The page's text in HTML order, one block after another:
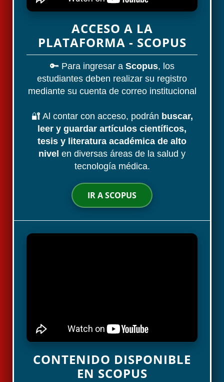
ACCESO A LA
PLATAFORMA - SCOPUS
🔑 Para ingresar a Scopus, los
estudiantes deben realizar su registro
mediante su cuenta de correo institucional
🔐 Al contar con acceso, podrán buscar,
leer y guardar artículos científicos,
tesis y literatura académica de alto
nivel en diversas áreas de la salud y
tecnología médica.
IR A SCOPUS
CONTENIDO DISPONIBLE
EN SCOPUS